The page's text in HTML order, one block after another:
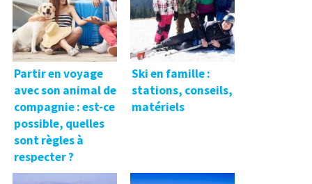
Partir en voyage
avec son animal de
compagnie : est-ce
possible, quelles
sont règles à
respecter ?
Ski en famille :
stations, conseils,
matériels